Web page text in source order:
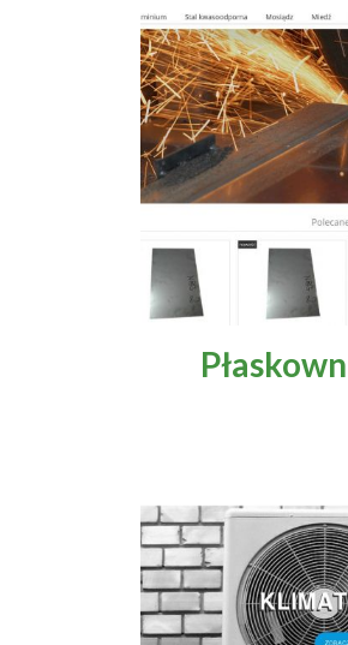
Rozrywka
Sport i turystyka
Zdrowie i uroda
Flora i fauna
Edukacja i nauka